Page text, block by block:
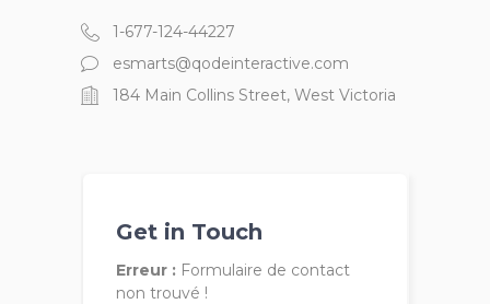
1-677-124-44227
esmarts@qodeinteractive.com
184 Main Collins Street, West Victoria
Get in Touch
Erreur : Formulaire de contact
non trouvé !